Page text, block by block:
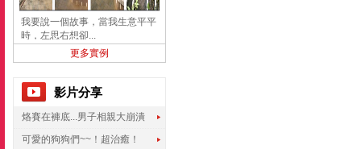
我要說一個故事，當我生意平平
時，左思右想卻...
更多實例
影片分享
烙賽在褲底...男子相親大崩潰
可愛的狗狗們~~！超治癒！